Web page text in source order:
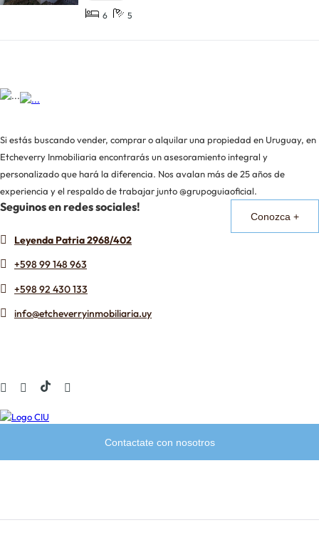
6 5
Si estás buscando vender, comprar o alquilar una propiedad en Uruguay, en
Etcheverry Inmobiliaria encontrarás un asesoramiento integral y
personalizado que hará la diferencia. Nos avalan más de 25 años de
experiencia y el respaldo de trabajar junto @grupoguiaoficial.
Conozca +
Leyenda Patria 2968/402
+598 99 148 963
+598 92 430 133
info@etcheverryinmobiliaria.uy
Seguinos en redes sociales!
Contactate con nosotros